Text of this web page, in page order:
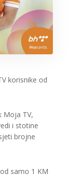
korisnike od
Moja TV,
i stotine
brojne
samo 1 KM